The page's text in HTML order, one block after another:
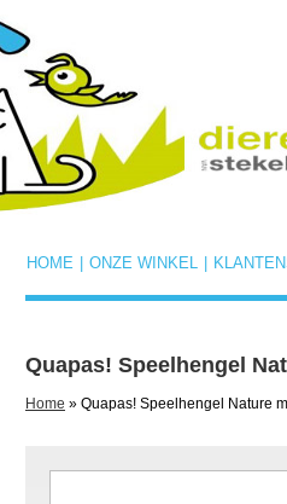
ONZE WINKEL
HOME
Quapas! Speelhengel
Home » Quapas! Speelhengel Nature